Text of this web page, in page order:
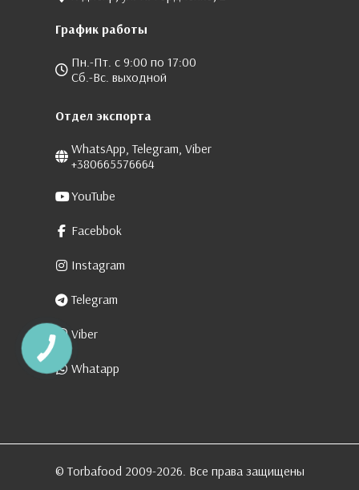
График работы
Пн.-Пт. с 9:00 по 17:00
Сб.-Вс. выходной
Отдел экспорта
WhatsApp, Telegram, Viber
+380665576664
YouTube
Facebbok
Instagram
Telegram
Viber
Whatapp
© Torbafood 2009-2026. Все права защищены
КНОПКА
ЗВ'ЯЗКУ